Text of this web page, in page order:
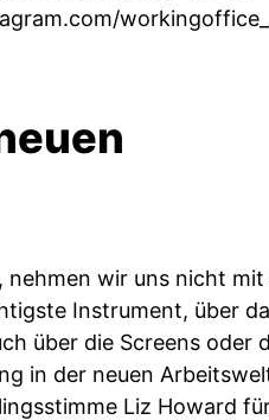
workingoffice_
wir uns nicht mit
Instrument, über
über die Screens oder
in der neuen
Liz Howard